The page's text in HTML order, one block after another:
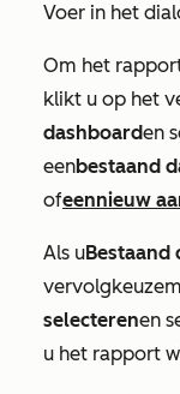
Voer in het
Om het
klikt u op het
dashboarden
eenbestaand
ofeennieuw
Als uBestaand
selecterenen
u het rapport